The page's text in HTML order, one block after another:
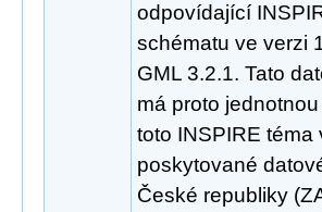
odpovídající
schématu ve verzi
GML 3.2.1. Tato
má proto
toto INSPIRE téma
poskytované
České republiky